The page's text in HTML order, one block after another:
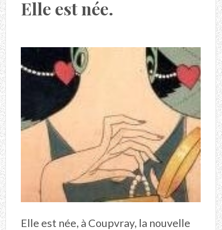
Elle est née.
Elle est née, à Coupvray, la nouvelle